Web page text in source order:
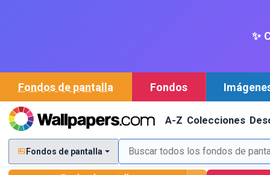
✨
Fondos de pantalla Fondos
A-Z Colecciones
Fondos de pantalla